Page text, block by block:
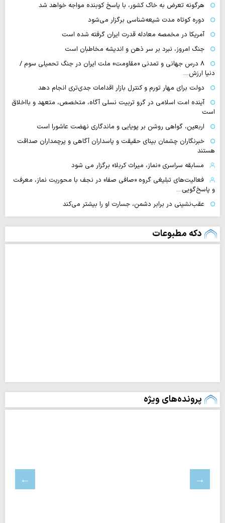
هرگونه تعرض به خاک کشور، با پاسخ کوبنده مواجه خواهد شد
دوره کوتاه مدت شیعه‌شناسی برگزار می‌شود
آمریکا در مخمصه معادله قدرت ایران گرفته شده است
جنگ امروز، نبرد بر سر ذهن و اندیشه مخاطبان است
۸ درس جهانی و تمدنی «مقاومت» ملت ایران در جنگ تحمیلی سوم /
دنیا ارزش…
دولت برای مهار تورم و کنترل بازار اقدامات جدی‌تری انجام دهد
آینده امت اسلامی در گرو تربیت نسلی آگاه، متخصص، متعهد و بااخلاق
است
اربعین، گواهی روشن بر پویایی و ماندگاری نهضت عاشورا است
خبرنگاران چشمان بینای حقیقت و پاسداران آگاهی و پرچمداران صداقت
هستند
مسابقه سراسری «نماز، میراث کربلا» برگزار می شود
فعالیت‌های تبلیغی گروه «صافی صفا» در نجف با محوریت نماز، معرفت
و پاسخ‌گویی…
عقب‌نشینی در برابر دشمن، جسارت او را بیشتر می‌کند
دکه مطبوعات
پرونده‌های ویژه